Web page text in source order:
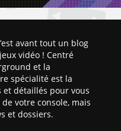
avant tout un blog
vidéo ! Centré
et la
spécialité est la
détaillés pour vous
votre console, mais
et dossiers.